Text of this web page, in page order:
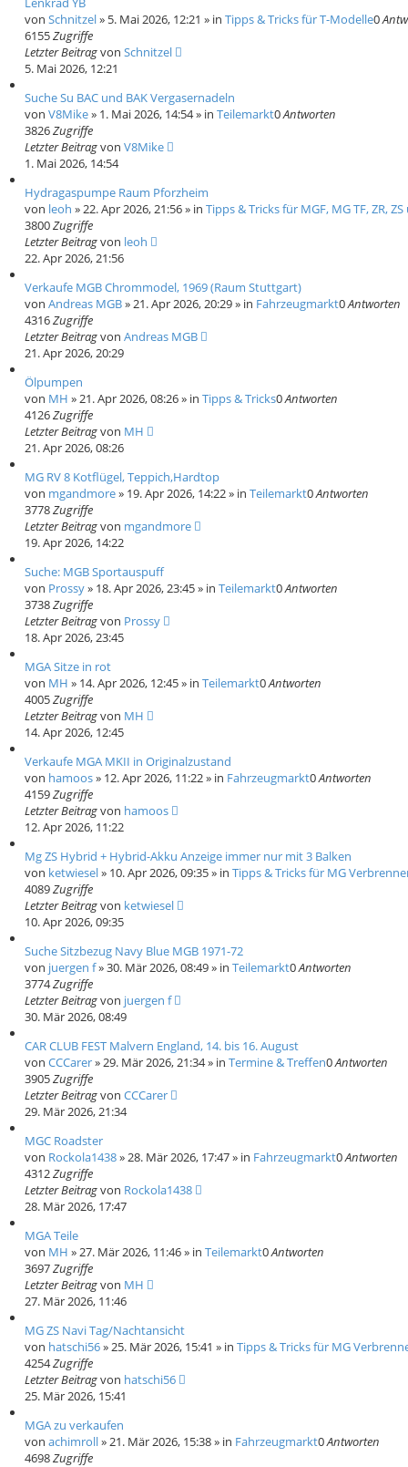
von Schnitzel» 5. Mai 2026, 12:21 » in Tipps & Tricks für T-Modelle0
6155Zugriffe
Letzter Beitragvon Schnitzel
5. Mai 2026, 12:21
Suche Su BAC und BAK Vergasernadeln
von V8Mike» 1. Mai 2026, 14:54» in Teilemarkt0Antworten
3826Zugriffe
Letzter Beitragvon V8Mike
1. Mai 2026, 14:54
Hydragaspumpe Raum Pforzheim
von leoh »22. Apr 2026, 21:56» in Tipps & Tricks für MGF, MG TF, ZR,
3800Zugriffe
Letzter Beitragvon leoh
22. Apr 2026, 21:56
Verkaufe MGB Chrommodel, 1969 (Raum Stuttgart)
von Andreas MGB»21. Apr 2026, 20:29» in Fahrzeugmarkt0Antworten
4316Zugriffe
Letzter Beitragvon Andreas MGB
21. Apr 2026, 20:29
Ölpumpen
von MH »21. Apr 2026, 08:26» in Tipps & Tricks0Antworten
4126Zugriffe
Letzter Beitragvon MH
21. Apr 2026, 08:26
MG RV 8 Kotflügel, Teppich,Hardtop
von mgandmore» 19. Apr 2026, 14:22» in Teilemarkt0Antworten
3778Zugriffe
Letzter Beitragvon mgandmore
19. Apr 2026, 14:22
Suche: MGB Sportauspuff
von Prossy» 18. Apr 2026, 23:45» in Teilemarkt0Antworten
3738Zugriffe
Letzter Beitragvon Prossy
18. Apr 2026, 23:45
MGA Sitze in rot
von MH » 14. Apr 2026, 12:45» in Teilemarkt0Antworten
4005Zugriffe
Letzter Beitragvon MH
14. Apr 2026, 12:45
Verkaufe MGA MKII in Originalzustand
von hamoos» 12. Apr 2026, 11:22» in Fahrzeugmarkt0Antworten
4159Zugriffe
Letzter Beitragvon hamoos
12. Apr 2026, 11:22
Mg ZS Hybrid + Hybrid-Akku Anzeige immer nur mit 3 Balken
von ketwiesel» 10. Apr 2026, 09:35» in Tipps & Tricks für MG
4089Zugriffe
Letzter Beitragvon ketwiesel
10. Apr 2026, 09:35
Suche Sitzbezug Navy Blue MGB 1971-72
von juergen f»30. Mär 2026, 08:49» in Teilemarkt0Antworten
3774Zugriffe
Letzter Beitragvon juergen f
30. Mär 2026, 08:49
CAR CLUB FEST Malvern England, 14. bis 16. August
von CCCarer»29. Mär 2026, 21:34» in Termine & Treffen0Antworten
3905Zugriffe
Letzter Beitragvon CCCarer
29. Mär 2026, 21:34
MGC Roadster
von Rockola1438»28. Mär 2026, 17:47» in Fahrzeugmarkt0Antworten
4312Zugriffe
Letzter Beitragvon Rockola1438
28. Mär 2026, 17:47
MGA Teile
von MH »27. Mär 2026, 11:46» in Teilemarkt0Antworten
3697Zugriffe
Letzter Beitragvon MH
27. Mär 2026, 11:46
MG ZS Navi Tag/Nachtansicht
von hatschi56»25. Mär 2026, 15:41 » in Tipps & Tricks für MG
4254Zugriffe
Letzter Beitragvon hatschi56
25. Mär 2026, 15:41
MGA zu verkaufen
von achimroll»21. Mär 2026, 15:38» in Fahrzeugmarkt0Antworten
4698Zugriffe